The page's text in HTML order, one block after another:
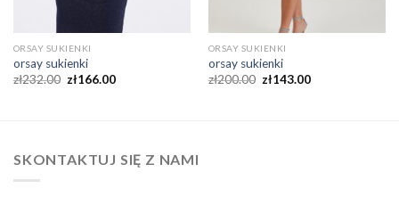
ORSAY SUKIENKI
orsay sukienki
zł232.00 zł166.00
ORSAY SUKIENKI
orsay sukienki
zł200.00 zł143.00
SKONTAKTUJ SIĘ Z NAMI